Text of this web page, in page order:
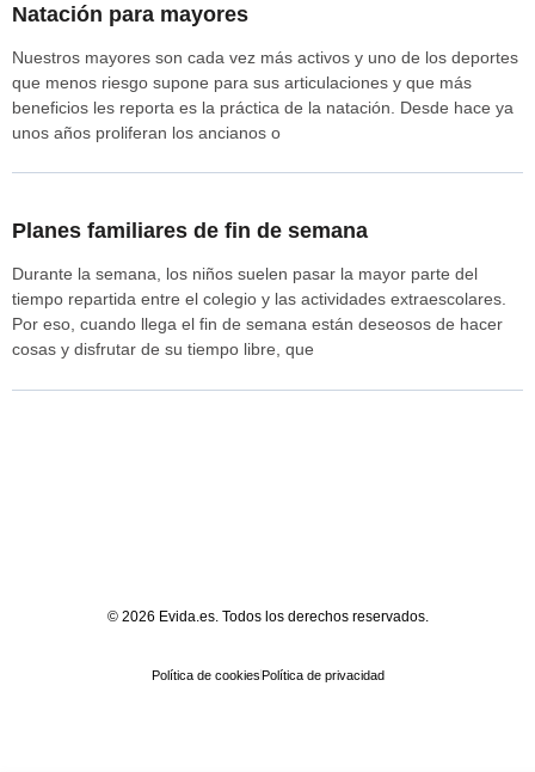
Natación para mayores
Nuestros mayores son cada vez más activos y uno de los deportes
que menos riesgo supone para sus articulaciones y que más
beneficios les reporta es la práctica de la natación. Desde hace ya
unos años proliferan los ancianos o
Planes familiares de fin de semana
Durante la semana, los niños suelen pasar la mayor parte del
tiempo repartida entre el colegio y las actividades extraescolares.
Por eso, cuando llega el fin de semana están deseosos de hacer
cosas y disfrutar de su tiempo libre, que
© 2026 Evida.es. Todos los derechos reservados.
Política de cookiesPolítica de privacidad